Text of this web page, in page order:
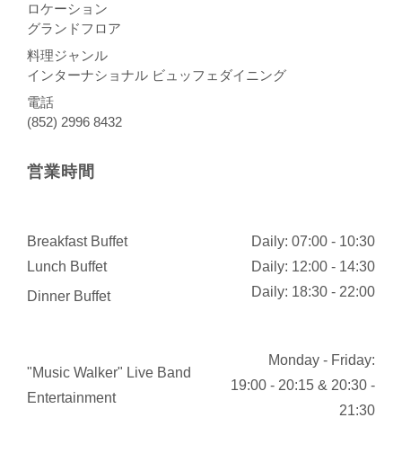
ロケーション
グランドフロア
料理ジャンル
インターナショナル ビュッフェダイニング
電話
(852) 2996 8432
営業時間
Breakfast Buffet
Daily: 07:00 - 10:30
Lunch Buffet
Daily: 12:00 - 14:30
Dinner Buffet
Daily: 18:30 - 22:00
"Music Walker" Live Band
Entertainment
Monday - Friday:
19:00 - 20:15 & 20:30 -
21:30